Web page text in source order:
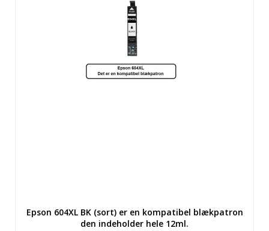
Epson 604XL BK (sort) er en kompatibel blækpatron
den indeholder hele 12ml.